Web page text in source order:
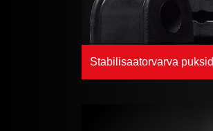
Stabilisaatorvarva puksid